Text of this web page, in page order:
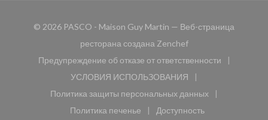
© 2026 PASCO - Maison Guy Martin — Веб-страница
ресторана создана Zenchef((открывается в
Предупреждение об отказе от ответственности
((открывается в новом окне))
УСЛОВИЯ ИСПОЛЬЗОВАНИЯ
((открывается в новом окне))
Политика защиты персональных данных
((открывается в новом окне))
Политика печенье
((открывается в новом окне))
Доступность